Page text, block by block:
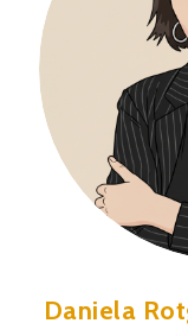
Daniela